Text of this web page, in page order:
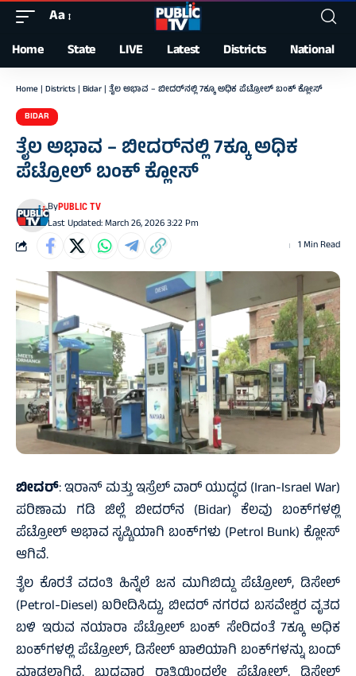
Font
Resizer
Aa
Home State LIVE Latest Districts National
Home | Districts | Bidar | ತೈಲ ಅಭಾವ – ಬೀದರ್‌ನಲ್ಲಿ 7ಕ್ಕೂ ಅಧಿಕ ಪೆಟ್ರೋಲ್ ಬಂಕ್ ಕ್ಲೋಸ್
BIDAR
ತೈಲ ಅಭಾವ – ಬೀದರ್‌ನಲ್ಲಿ 7ಕ್ಕೂ ಅಧಿಕ
ಪೆಟ್ರೋಲ್ ಬಂಕ್ ಕ್ಲೋಸ್
Last Updated: March 26, 2026 3:22 Pm
ByPUBLIC TV
1 Min Read
ಬೀದರ್: ಇರಾನ್ ಮತ್ತು ಇಸ್ರೆಲ್ ವಾರ್ ಯುದ್ಧದ (Iran-Israel War)
ಪರಿಣಾಮ ಗಡಿ ಜಿಲ್ಲೆ ಬೀದರ್‌ನ (Bidar) ಕೆಲವು ಬಂಕ್‌ಗಳಲ್ಲಿ
ಪೆಟ್ರೋಲ್ ಅಭಾವ ಸೃಷ್ಟಿಯಾಗಿ ಬಂಕ್‌ಗಳು (Petrol Bunk) ಕ್ಲೋಸ್
ಆಗಿವೆ.
ತೈಲ ಕೊರತೆ ವದಂತಿ ಹಿನ್ನೆಲೆ ಜನ ಮುಗಿಬಿದ್ದು ಪೆಟ್ರೋಲ್, ಡಿಸೇಲ್
(Petrol-Diesel) ಖರೀದಿಸಿದ್ದು, ಬೀದರ್ ನಗರದ ಬಸವೇಶ್ವರ ವೃತದ
ಬಳಿ ಇರುವ ನಯಾರಾ ಪೆಟ್ರೋಲ್ ಬಂಕ್ ಸೇರಿದಂತೆ 7ಕ್ಕೂ ಅಧಿಕ
ಬಂಕ್‌ಗಳಲ್ಲಿ ಪೆಟ್ರೋಲ್, ಡಿಸೇಲ್ ಖಾಲಿಯಾಗಿ ಬಂಕ್‌ಗಳನ್ನು ಬಂದ್